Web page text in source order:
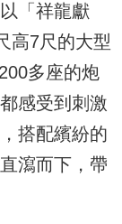
「祥龍獻
高7尺的大型
多座的炮
感受到刺激
搭配繽紛的
瀉而下，帶